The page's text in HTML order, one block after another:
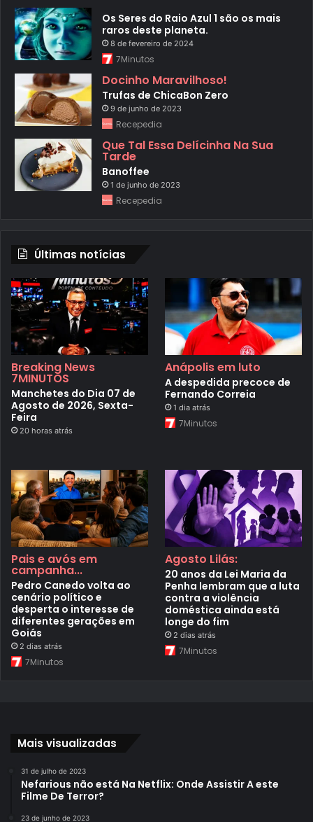
Os Seres do Raio Azul 1 são os mais
raros deste planeta.
8 de fevereiro de 2024
7Minutos
Docinho Maravilhoso!
Trufas de ChicaBon Zero
9 de junho de 2023
Recepedia
Que Tal Essa Delícinha Na Sua
Tarde
Banoffee
1 de junho de 2023
Recepedia
Últimas notícias
Breaking News
7MINUTOS
Manchetes do Dia 07 de
Agosto de 2026, Sexta-
Feira
20 horas atrás
Anápolis em luto
A despedida precoce de
Fernando Correia
1 dia atrás
7Minutos
Pais e avós em
campanha...
Pedro Canedo volta ao
cenário político e
desperta o interesse de
diferentes gerações em
Goiás
2 dias atrás
7Minutos
Agosto Lilás:
20 anos da Lei Maria da
Penha lembram que a luta
contra a violência
doméstica ainda está
longe do fim
2 dias atrás
7Minutos
Mais visualizadas
31 de julho de 2023
Nefarious não está Na Netflix: Onde Assistir A este
Filme De Terror?
23 de junho de 2023